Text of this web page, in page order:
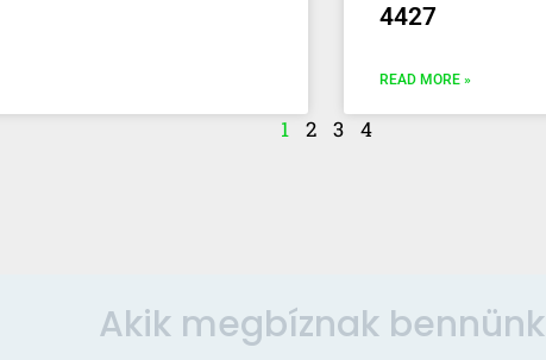
4427
READ MORE »
1 2 3 4
Akik megbíznak bennünk